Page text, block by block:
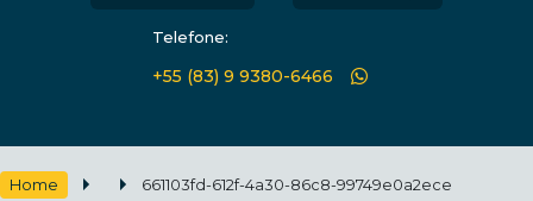
Telefone:
+55 (83) 9 9380-6466
Home 661103fd-612f-4a30-86c8-99749e0a2ece